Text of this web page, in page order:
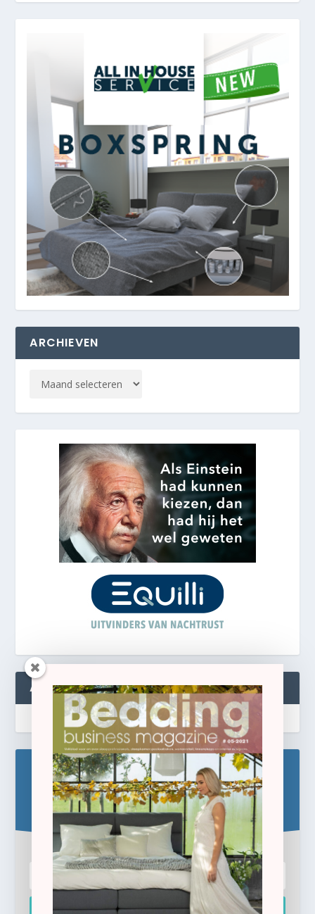
ARCHIEVEN
ABONNEREN
Blijf op de hoogte!
Schrijf u hier in voor de gratis e-newsletter.
Inschrijven